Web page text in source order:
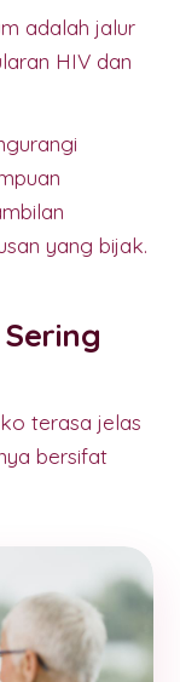
adalah jalur
HIV dan
yang bijak.
terasa jelas
bersifat